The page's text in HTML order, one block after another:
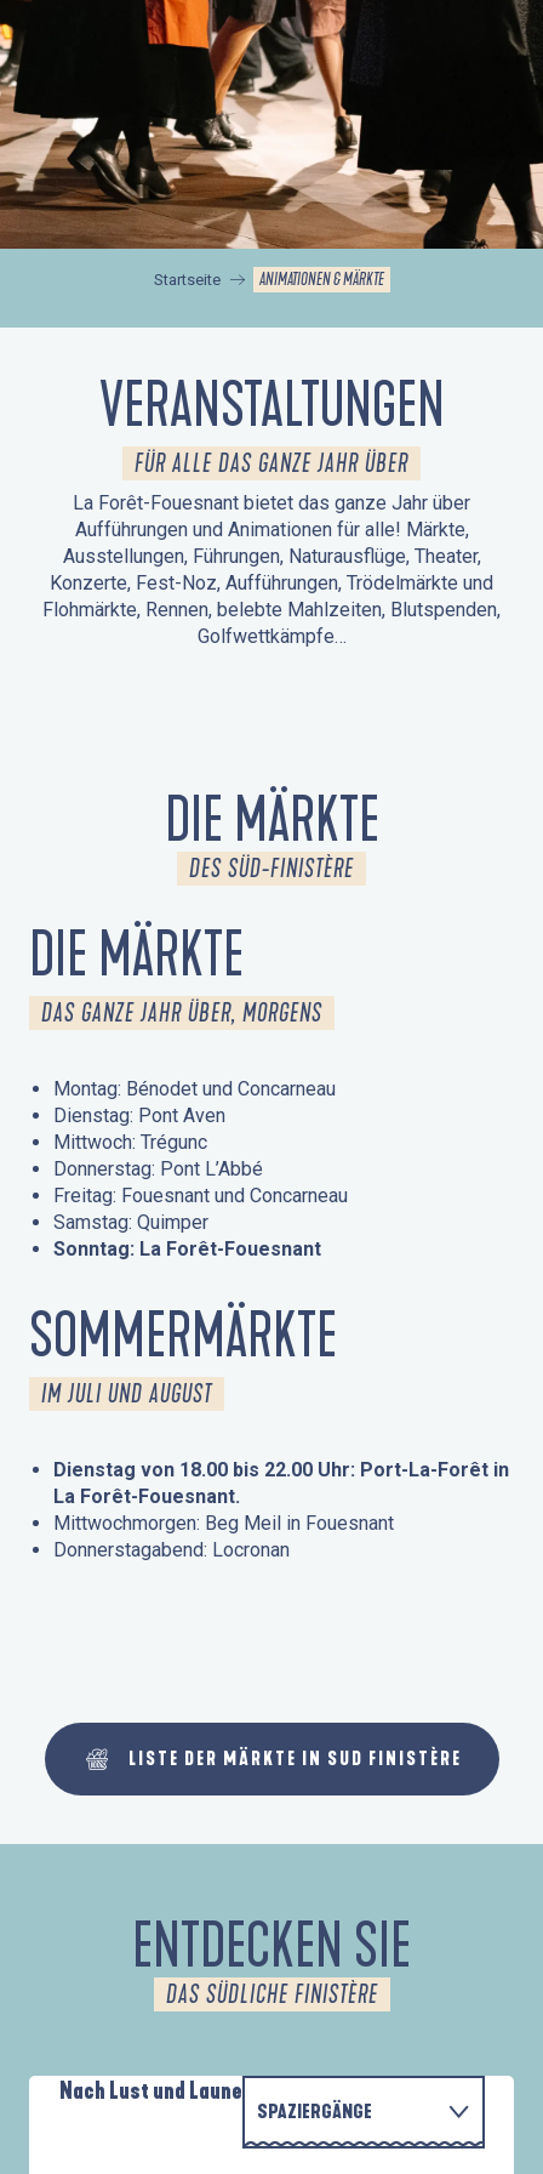
Startseite ANIMATIONEN & MÄRKTE
VERANSTALTUNGEN
FÜR ALLE DAS GANZE JAHR ÜBER
La Forêt-Fouesnant bietet das ganze Jahr über
Aufführungen und Animationen für alle! Märkte,
Ausstellungen, Führungen, Naturausflüge, Theater,
Konzerte, Fest-Noz, Aufführungen, Trödelmärkte und
Flohmärkte, Rennen, belebte Mahlzeiten, Blutspenden,
Golfwettkämpfe…
DIE MÄRKTE
DES SÜD-FINISTÈRE
DIE MÄRKTE
DAS GANZE JAHR ÜBER, MORGENS
Montag: Bénodet und Concarneau
Dienstag: Pont Aven
Mittwoch: Trégunc
Donnerstag: Pont L’Abbé
Freitag: Fouesnant und Concarneau
Samstag: Quimper
Sonntag: La Forêt-Fouesnant
SOMMERMÄRKTE
IM JULI UND AUGUST
Dienstag von 18.00 bis 22.00 Uhr: Port-La-Forêt in
La Forêt-Fouesnant.
Mittwochmorgen: Beg Meil in Fouesnant
Donnerstagabend: Locronan
LISTE DER MÄRKTE IN SUD FINISTÈRE
ENTDECKEN SIE
DAS SÜDLICHE FINISTÈRE
Nach Lust und Laune
SPAZIERGÄNGE